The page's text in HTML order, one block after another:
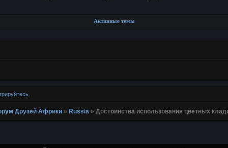
Активные темы
Друзей Африки » Russia » Достоинства использования цветных